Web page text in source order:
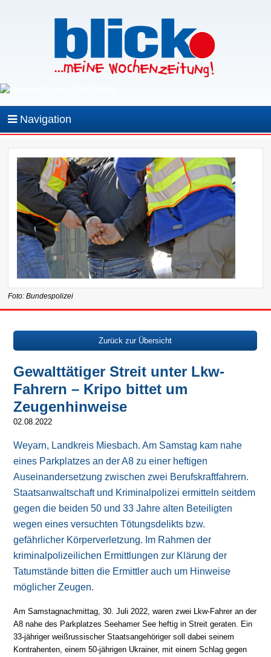
Navigation
Foto: Bundespolizei
Zurück zur Übersicht
Gewalttätiger Streit unter Lkw-
Fahrern – Kripo bittet um
Zeugenhinweise
02.08.2022
Weyarn, Landkreis Miesbach. Am Samstag kam nahe
eines Parkplatzes an der A8 zu einer heftigen
Auseinandersetzung zwischen zwei Berufskraftfahrern.
Staatsanwaltschaft und Kriminalpolizei ermitteln seitdem
gegen die beiden 50 und 33 Jahre alten Beteiligten
wegen eines versuchten Tötungsdelikts bzw.
gefährlicher Körperverletzung. Im Rahmen der
kriminalpolizeilichen Ermittlungen zur Klärung der
Tatumstände bitten die Ermittler auch um Hinweise
möglicher Zeugen.
Am Samstagnachmittag, 30. Juli 2022, waren zwei Lkw-Fahrer an der
A8 nahe des Parkplatzes Seehamer See heftig in Streit geraten. Ein
33-jähriger weißrussischer Staatsangehöriger soll dabei seinem
Kontrahenten, einem 50-jährigen Ukrainer, mit einem Schlag gegen